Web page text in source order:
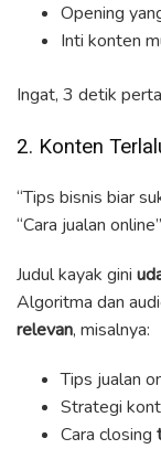
Opening
Inti konten
Ingat, 3 detik
2. Konten
“Tips bisnis biar
“Cara jualan online”
Judul kayak gini
Algoritma dan
relevan, misalnya:
Tips jualan
Strategi
Cara closing